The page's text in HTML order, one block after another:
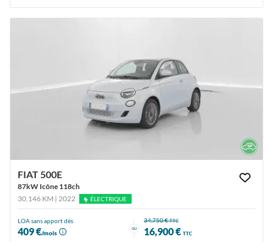
FIAT 500E
87kW Icône 118ch
30,146 KM | 2022
ÉLECTRIQUE
LOA sans apport dès
409 €/mois
ou
34,750 €TTC
16,900 € TTC